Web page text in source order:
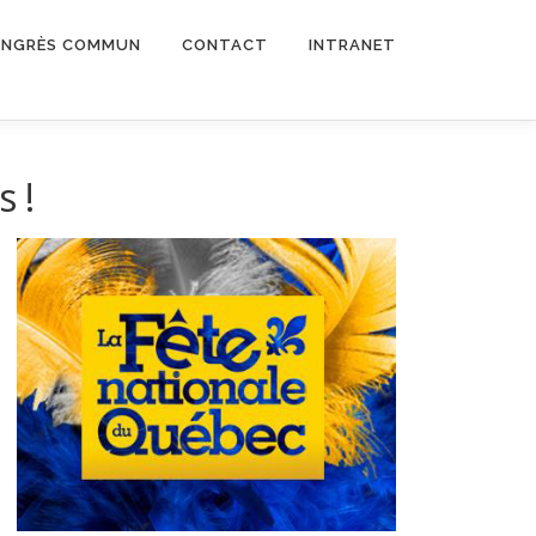
COMMUN CONTACT INTRANET
!